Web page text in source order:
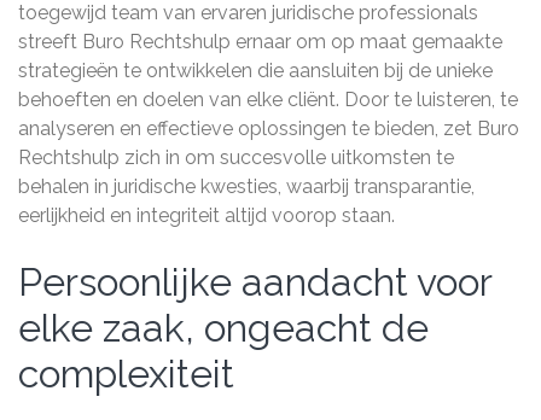
toegewijd team van ervaren juridische professionals
streeft Buro Rechtshulp ernaar om op maat gemaakte
strategieën te ontwikkelen die aansluiten bij de unieke
behoeften en doelen van elke cliënt. Door te luisteren, te
analyseren en effectieve oplossingen te bieden, zet Buro
Rechtshulp zich in om succesvolle uitkomsten te
behalen in juridische kwesties, waarbij transparantie,
eerlijkheid en integriteit altijd voorop staan.
Persoonlijke aandacht voor
elke zaak, ongeacht de
complexiteit